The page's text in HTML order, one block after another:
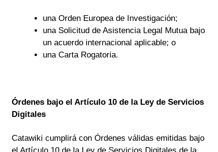
una Orden Europea de Investigación;
una Solicitud de Asistencia Legal Mutua bajo
un acuerdo internacional aplicable; o
una Carta Rogatoria.
Órdenes bajo el Artículo 10 de la Ley de Servicios
Digitales
Catawiki cumplirá con Órdenes válidas emitidas bajo